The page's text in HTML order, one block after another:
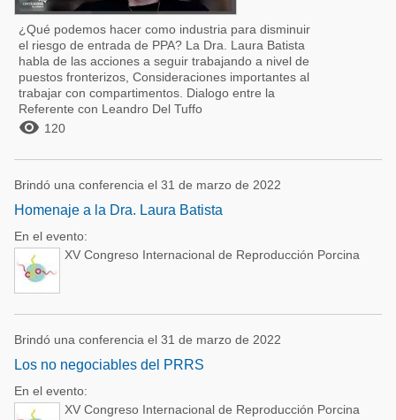
¿Qué podemos hacer como industria para disminuir
el riesgo de entrada de PPA? La Dra. Laura Batista
habla de las acciones a seguir trabajando a nivel de
puestos fronterizos, Consideraciones importantes al
trabajar con compartimentos. Dialogo entre la
Referente con Leandro Del Tuffo
 120
Brindó una conferencia el 31 de marzo de 2022
Homenaje a la Dra. Laura Batista
En el evento:
XV Congreso Internacional de Reproducción Porcina
Brindó una conferencia el 31 de marzo de 2022
Los no negociables del PRRS
En el evento:
XV Congreso Internacional de Reproducción Porcina